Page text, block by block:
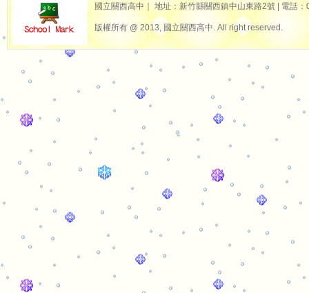
國立關西高中｜ 地址：新竹縣關西鎮中山東路2號 | 電話
版權所有 @ 2013, 國立關西高中. All right reserved.